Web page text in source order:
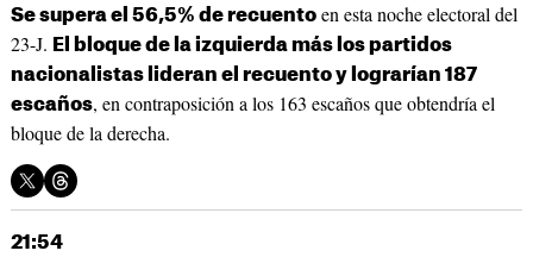
Se supera el 56,5% de recuentoen esta noche electoral del
23-J. El bloque de la izquierda más los partidos
nacionalistas lideran el recuento y lograrían 187
escaños, en contraposición a los 163 escaños que obtendría el
bloque de la derecha.
21:54